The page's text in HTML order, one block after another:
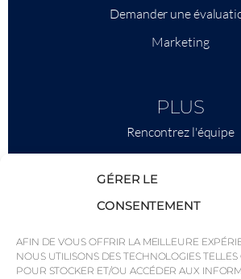
GÉRER LE
CONSENTEMENT
AFIN DE VOUS OFFRIR LA MEILLEURE
NOUS UTILISONS DES TECHNOLOGIES
POUR STOCKER ET/OU ACCÉDER AUX
Demander une
Marketing
PLUS
Rencontrez l'équipe
Pourquoi QP Savills ?
Actualités et